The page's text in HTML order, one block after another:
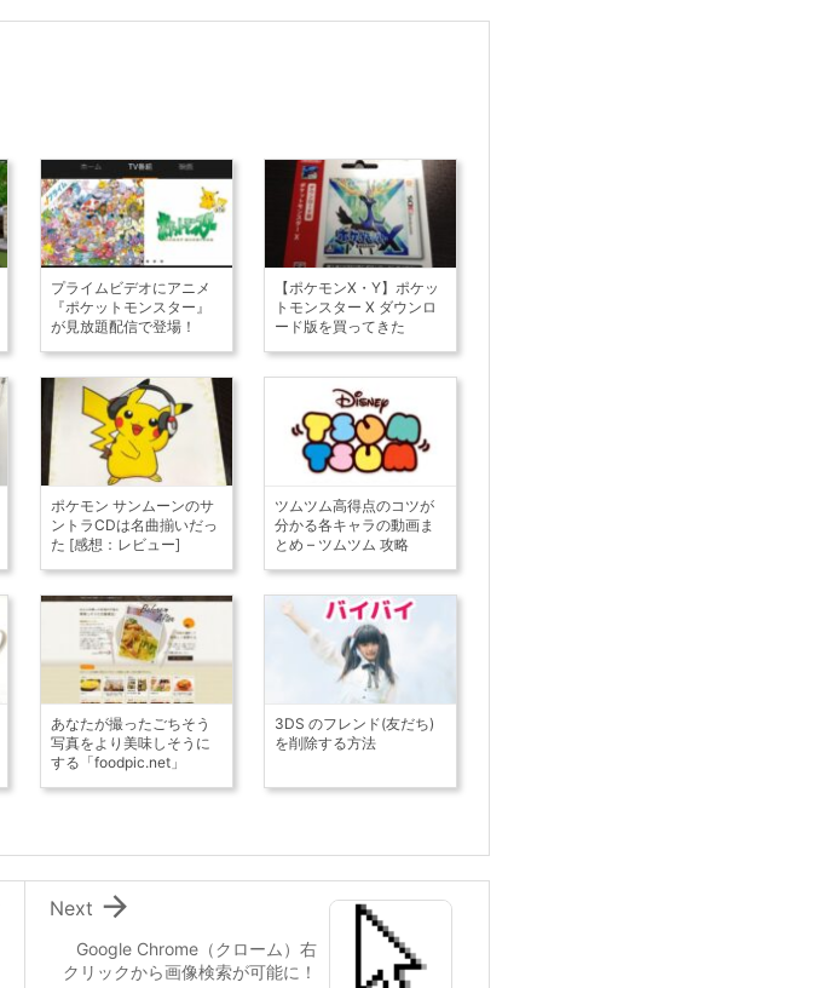
プライムビデオにアニメ
『ポケットモンスター』
が見放題配信で登場！
【ポケモンX・Y】ポケッ
トモンスター X ダウンロ
ード版を買ってきた
ポケモン サンムーンのサ
ントラCDは名曲揃いだっ
た [感想：レビュー]
ツムツム高得点のコツが
分かる各キャラの動画ま
とめ – ツムツム 攻略
あなたが撮ったごちそう
写真をより美味しそうに
する「foodpic.net」
3DS のフレンド(友だち)
を削除する方法
Google Chrome（クローム）右
クリックから画像検索が可能に！

Next